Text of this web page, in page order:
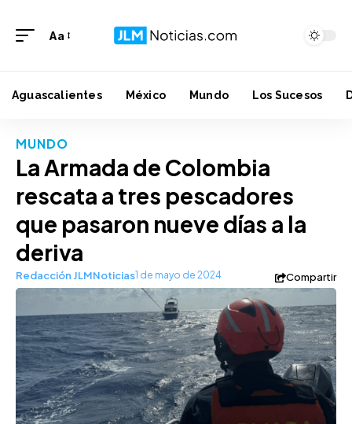
Aa
Aguascalientes México Mundo Los Sucesos
MUNDO
La Armada de Colombia
rescata a tres pescadores
que pasaron nueve días a la
deriva
Redacción JLMNoticias1 de mayo de 2024 Compartir